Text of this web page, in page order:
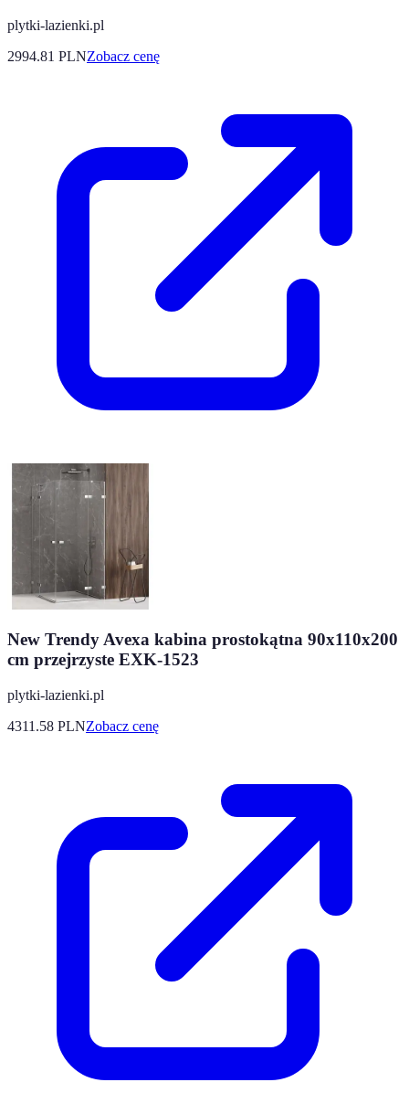
plytki-lazienki.pl
2994.81 PLNZobacz cenę
New Trendy Avexa kabina prostokątna 90x110x200
cm przejrzyste EXK-1523
plytki-lazienki.pl
4311.58 PLNZobacz cenę